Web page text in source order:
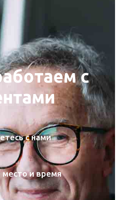
с
с нами
и время